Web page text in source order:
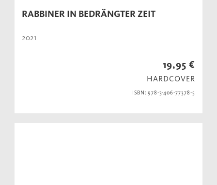
RABBINER IN BEDRÄNGTER ZEIT
2021
19,95 €
HARDCOVER
ISBN: 978-3-406-77378-5